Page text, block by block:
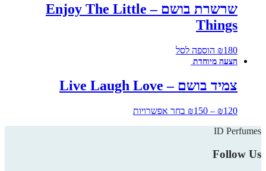
שרשרת בושם – Enjoy The Little
Things
₪180 הוספה לסל
צמיד בושם – Live Laugh Love
₪120
–
₪150
בחר אפשרויות
ID Perfumes
Follow Us